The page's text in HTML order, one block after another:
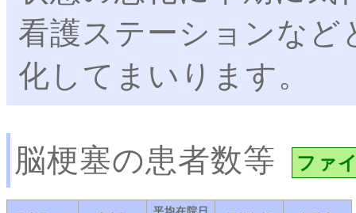
看護ステーションなど
化してまいります。
脳梗塞の患者数等 ファ